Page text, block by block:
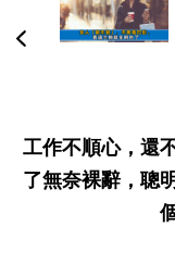
航
工作不順心，還
了無奈裸辭，聰